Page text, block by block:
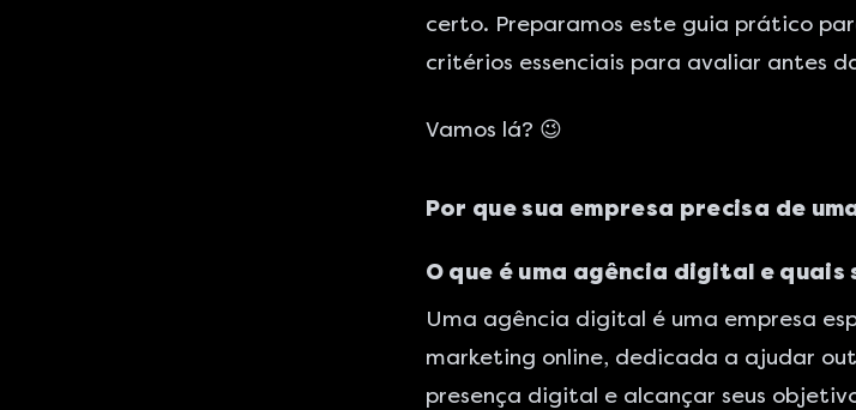
certo. Preparamos este guia prático
critérios essenciais para avaliar antes
Vamos lá? 😉
Por que sua empresa precisa de
O que é uma agência digital e
Uma agência digital é uma empresa
marketing online, dedicada a ajudar
presença digital e alcançar seus